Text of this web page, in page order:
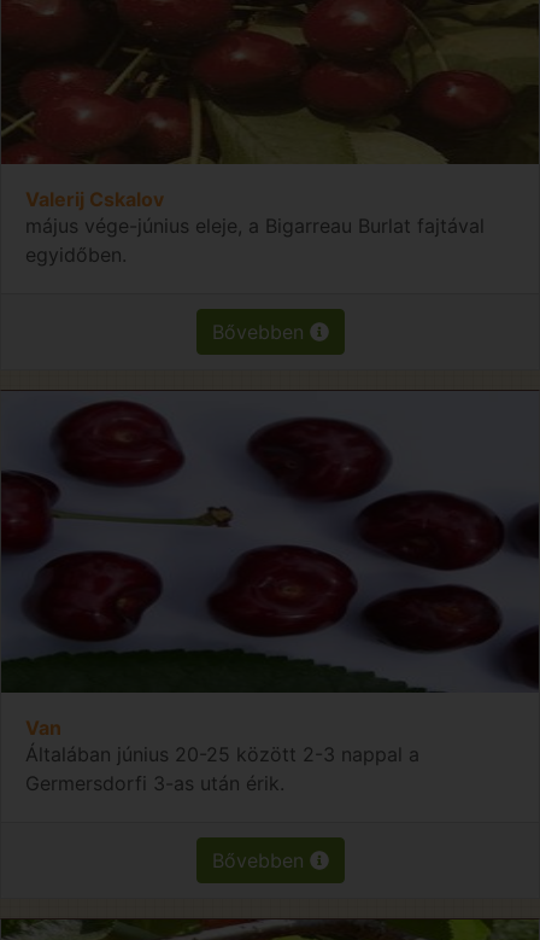
Valerij Cskalov
május vége-június eleje, a Bigarreau Burlat fajtával
egyidőben.
Bővebben
Van
Általában június 20-25 között 2-3 nappal a
Germersdorfi 3-as után érik.
Bővebben